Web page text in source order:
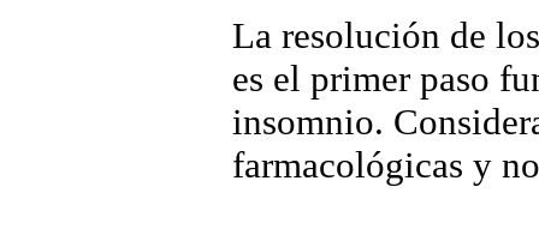
La resolución de
es el primer paso
insomnio.
farmacológicas y